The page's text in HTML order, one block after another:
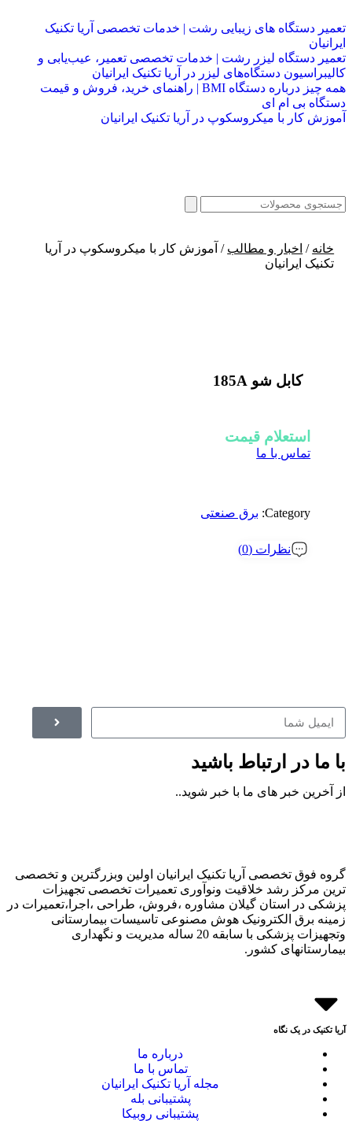
تعمیر دستگاه های زیبایی رشت | خدمات تخصصی آریا تکنیک
ایرانیان
تعمیر دستگاه لیزر رشت | خدمات تخصصی تعمیر، عیب‌یابی و
کالیبراسیون دستگاه‌های لیزر در آریا تکنیک ایرانیان
همه چیز درباره دستگاه BMI | راهنمای خرید، فروش و قیمت
دستگاه بی ام ای
آموزش کار با میکروسکوپ در آریا تکنیک ایرانیان
خانه / اخبار و مطالب / آموزش کار با میکروسکوپ در آریا
تکنیک ایرانیان
کابل شو 185A
استعلام قیمت
تماس با ما
Category: برق صنعتی
نظرات (0)
با ما در ارتباط باشید
از آخرین خبر های ما با خبر شوید..
گروه فوق تخصصی آریا تکنیک ایرانیان اولین وبزرگترین و تخصصی
ترین مرکز رشد خلاقیت ونوآوری تعمیرات تخصصی تجهیزات
پزشکی در استان گیلان مشاوره ،فروش، طراحی ،اجرا،تعمیرات در
زمینه برق الکترونیک هوش مصنوعی تاسیسات بیمارستانی
وتجهیزات پزشکی با سابقه 20 ساله مدیریت و نگهداری
بیمارستانهای کشور.
آریا تکنیک در یک نگاه
درباره ما
تماس با ما
مجله آریا تکنیک ایرانیان
پشتیبانی بله
پشتیبانی روبیکا